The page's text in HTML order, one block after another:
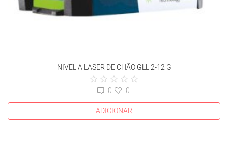
NIVEL A LASER DE CHÃO GLL 2-12 G
0
0
ADICIONAR